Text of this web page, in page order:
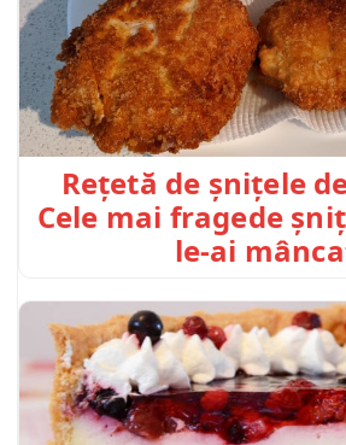
Rețetă de șnițele
Cele mai fragede
le-ai